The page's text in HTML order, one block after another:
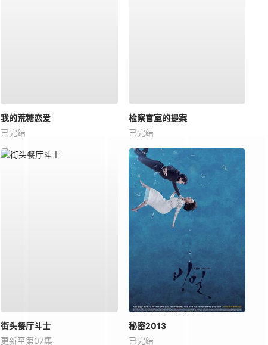
我的荒糖恋爱
已完结
检察官室的提案
已完结
街头餐厅斗士
更新至第07集
秘密2013
已完结